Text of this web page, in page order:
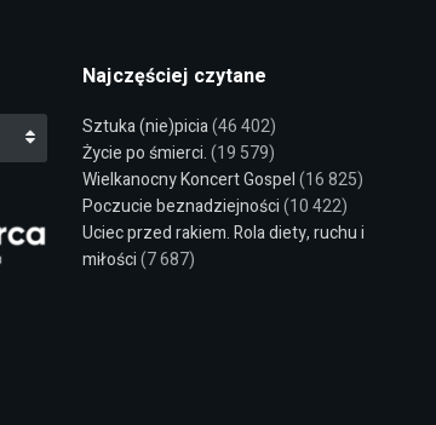
Najczęściej czytane
Sztuka (nie)picia(46 402)
Życie po śmierci.(19 579)
Wielkanocny Koncert Gospel(16 825)
Poczucie beznadziejności(10 422)
Uciec przed rakiem. Rola diety, ruchu i
miłości(7 687)